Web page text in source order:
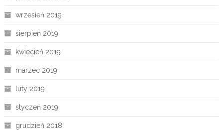
wrzesień 2019
sierpień 2019
kwiecień 2019
marzec 2019
luty 2019
styczeń 2019
grudzień 2018